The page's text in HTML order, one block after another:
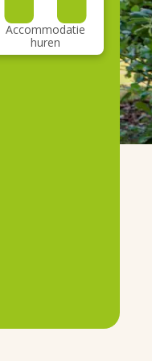
Accommodatie
huren